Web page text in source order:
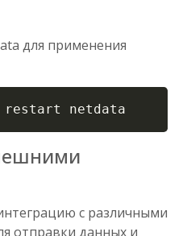
для применения
restart netdata
с различными
отправки данных и